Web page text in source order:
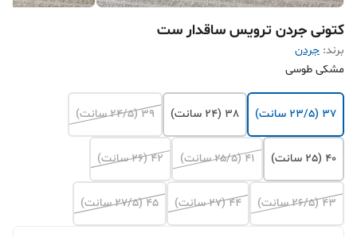
کتونی جردن ترویس ساقدار ست
برند: جردن
مشکی طوسی
37 (23/5 سانت) 38 (24 سانت) 39 (24/5 سانت)
40 (25 سانت) ۴۱ (۲۵/۵ سانت) ۴۲ (۲۶ سانت)
۴۳ (۲۶/۵ سانت) ۴۴ (۲۷ سانت) ۴۵ (۲۷/۵ سانت)